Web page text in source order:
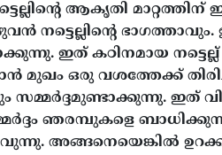
ആകൃതി
നട്ടെല്ലിന്റെ ഭാ​ഗത്താവും.
ഇത് കഠിനമായ
മുഖം ഒരു വശത്തേക്ക്
സമ്മർദ്ദമുണ്ടാക്കുന്നു. ഇത്
ഞരമ്പുകളെ
അങ്ങനെയെങ്കിൽ